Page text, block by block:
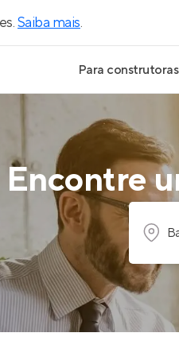
Saiba mais.
Para construtoras
Geração de
Geração de
Geração de
Maiores
Parcerias
Anunciar
Encontre